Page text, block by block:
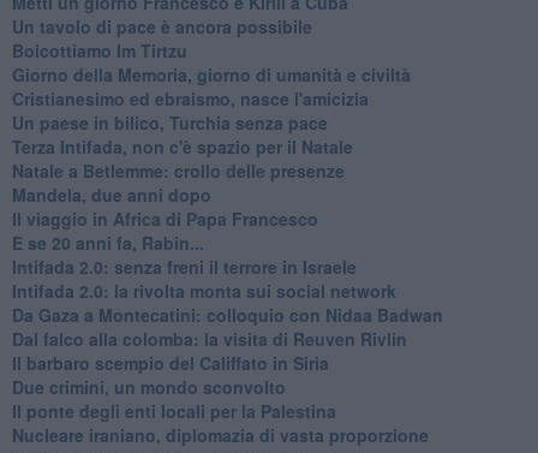
Un tavolo di pace è ancora possibile
Boicottiamo Im Tirtzu
Giorno della Memoria, giorno di umanità e civiltà
Cristianesimo ed ebraismo, nasce l'amicizia
Un paese in bilico, Turchia senza pace
Terza Intifada, non c'è spazio per il Natale
Natale a Betlemme: crollo delle presenze
Mandela, due anni dopo
Il viaggio in Africa di Papa Francesco
E se 20 anni fa, Rabin...
Intifada 2.0: senza freni il terrore in Israele
Intifada 2.0: la rivolta monta sui social network
Da Gaza a Montecatini: colloquio con Nidaa Badwan
Dal falco alla colomba: la visita di Reuven Rivlin
Il barbaro scempio del Califfato in Siria
Due crimini, un mondo sconvolto
Il ponte degli enti locali per la Palestina
Nucleare iraniano, diplomazia di vasta proporzione